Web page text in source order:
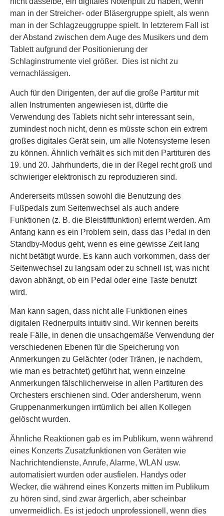
man in der Streicher- oder Bläsergruppe spielt, als wenn
man in der Schlagzeuggruppe spielt. In letzterem Fall ist
der Abstand zwischen dem Auge des Musikers und dem
Tablett aufgrund der Positionierung der
Schlaginstrumente viel größer. Dies ist nicht zu
vernachlässigen.
Auch für den Dirigenten, der auf die große Partitur mit
allen Instrumenten angewiesen ist, dürfte die
Verwendung des Tablets nicht sehr interessant sein,
zumindest noch nicht, denn es müsste schon ein extrem
großes digitales Gerät sein, um alle Notensysteme lesen
zu können. Ähnlich verhält es sich mit den Partituren des
19. und 20. Jahrhunderts, die in der Regel recht groß und
schwieriger elektronisch zu reproduzieren sind.
Andererseits müssen sowohl die Benutzung des
Fußpedals zum Seitenwechsel als auch andere
Funktionen (z. B. die Bleistiftfunktion) erlernt werden. Am
Anfang kann es ein Problem sein, dass das Pedal in den
Standby-Modus geht, wenn es eine gewisse Zeit lang
nicht betätigt wurde. Es kann auch vorkommen, dass der
Seitenwechsel zu langsam oder zu schnell ist, was nicht
davon abhängt, ob ein Pedal oder eine Taste benutzt
wird.
Man kann sagen, dass nicht alle Funktionen eines
digitalen Rednerpults intuitiv sind. Wir kennen bereits
reale Fälle, in denen die unsachgemäße Verwendung der
verschiedenen Ebenen für die Speicherung von
Anmerkungen zu Gelächter (oder Tränen, je nachdem,
wie man es betrachtet) geführt hat, wenn einzelne
Anmerkungen fälschlicherweise in allen Partituren des
Orchesters erschienen sind. Oder andersherum, wenn
Gruppenanmerkungen irrtümlich bei allen Kollegen
gelöscht wurden.
Ähnliche Reaktionen gab es im Publikum, wenn während
eines Konzerts Zusatzfunktionen von Geräten wie
Nachrichtendienste, Anrufe, Alarme, WLAN usw.
automatisiert wurden oder ausfielen. Handys oder
Wecker, die während eines Konzerts mitten im Publikum
zu hören sind, sind zwar ärgerlich, aber scheinbar
unvermeidlich. Es ist jedoch unprofessionell, wenn dies